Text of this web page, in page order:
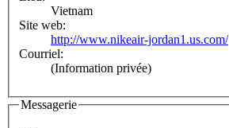
Vietnam
Site web:
http://www.nikeair-jordan1.us.com/
Courriel:
(Information privée)
Messagerie